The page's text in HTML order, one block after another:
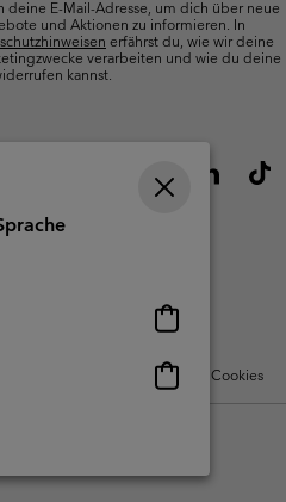
deine E-Mail-Adresse, um dich über neue
und Aktionen zu informieren. In
erfährst du, wie wir deine
verarbeiten und wie du deine
kannst.
Impressum Cookies
Online-
Einkauf
verfügbar
Online-
Einkauf